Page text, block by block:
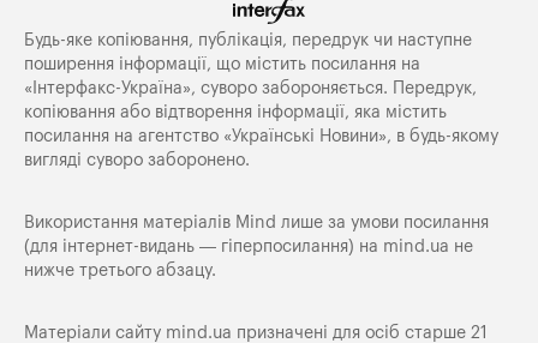
Будь-яке копiювання, публiкацiя, передрук чи наступне
поширення iнформацiї, що мiстить посилання на
«Iнтерфакс-Україна», суворо забороняється. Передрук,
копіювання або відтворення інформації, яка містить
посилання на агентство «Українські Новини», в будь-якому
вигляді суворо заборонено.
Використання матеріалів Mind лише за умови посилання
(для інтернет-видань — гіперпосилання) на mind.ua не
нижче третього абзацу.
Матеріали сайту mind.ua призначені для осіб старше 21